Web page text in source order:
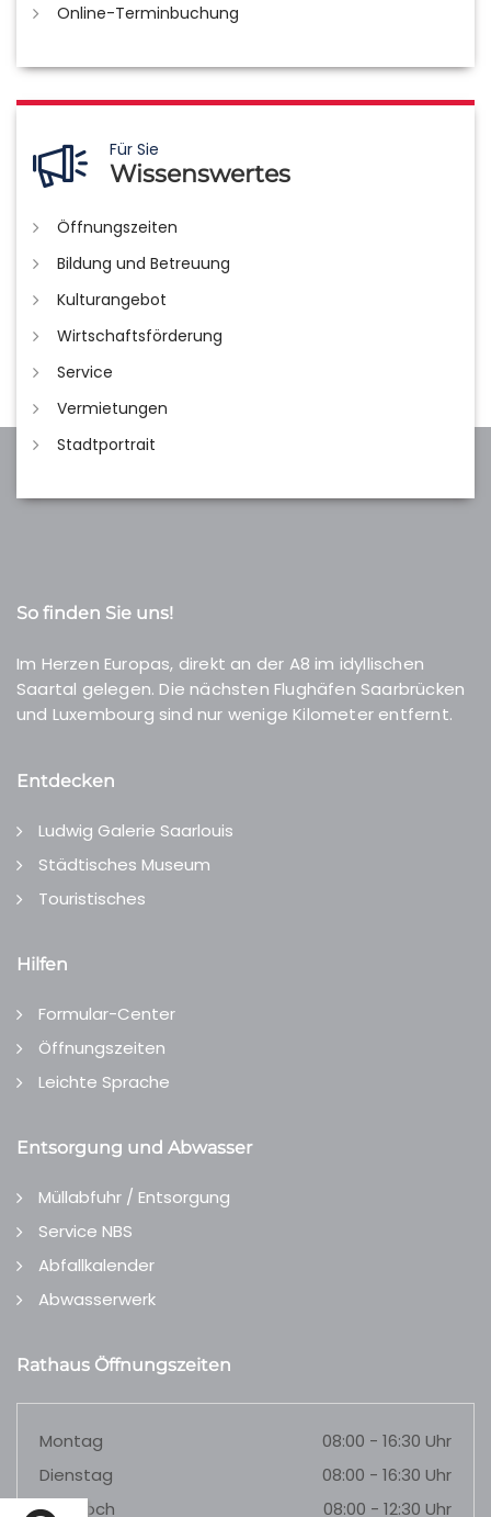
Online-Terminbuchung
Für Sie
Wissenswertes
Öffnungszeiten
Bildung und Betreuung
Kulturangebot
Wirtschaftsförderung
Service
Vermietungen
Stadtportrait
So finden Sie uns!
Im Herzen Europas, direkt an der A8 im idyllischen
Saartal gelegen. Die nächsten Flughäfen Saarbrücken
und Luxembourg sind nur wenige Kilometer entfernt.
Entdecken
Ludwig Galerie Saarlouis
Städtisches Museum
Touristisches
Hilfen
Formular-Center
Öffnungszeiten
Leichte Sprache
Entsorgung und Abwasser
Müllabfuhr / Entsorgung
Service NBS
Abfallkalender
Abwasserwerk
Rathaus Öffnungszeiten
Montag
08:00 - 16:30 Uhr
Dienstag
08:00 - 16:30 Uhr
Mittwoch
08:00 - 12:30 Uhr